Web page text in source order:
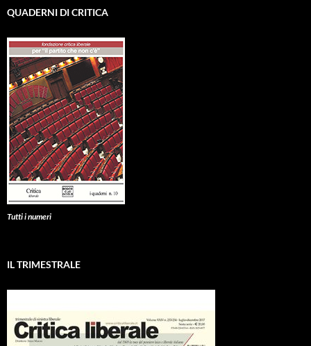
QUADERNI DI CRITICA
Tutti i numeri
IL TRIMESTRALE